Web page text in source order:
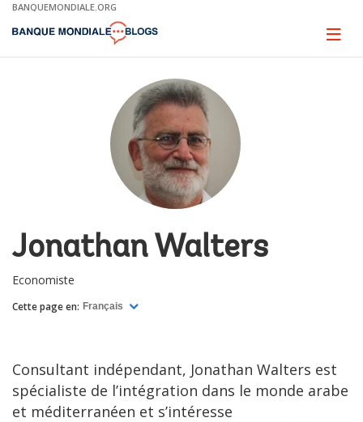
Skip
Main
BANQUEMONDIALE.ORG
Page
Jonathan Walters
Economiste
Cette page en: Français
Consultant indépendant, Jonathan Walters est
spécialiste de l’intégration dans le monde arabe
et méditerranéen et s’intéresse